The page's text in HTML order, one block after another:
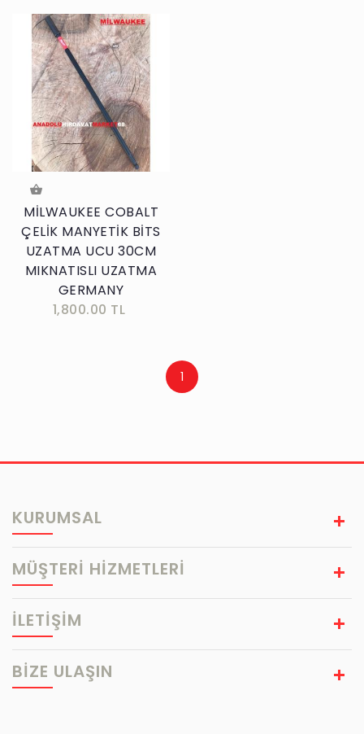
MİLWAUKEE COBALT
ÇELİK MANYETİK BİTS
UZATMA UCU 30CM
MIKNATISLI UZATMA
GERMANY
1,800.00 TL
1
KURUMSAL
MÜŞTERİ HİZMETLERİ
İLETİŞİM
BIZE ULAŞIN